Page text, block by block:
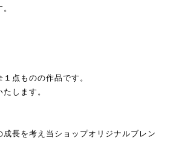
点ものの作品です。
します。
成長を考え当ショップオリジナルブレン